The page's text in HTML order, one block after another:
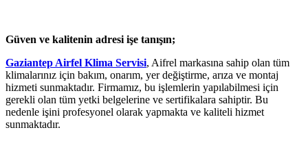
Güven ve kalitenin adresi işe tanışın;
Gaziantep Airfel Klima Servisi, Aifrel markasına sahip olan tüm
klimalarınız için bakım, onarım, yer değiştirme, arıza ve montaj
hizmeti sunmaktadır. Firmamız, bu işlemlerin yapılabilmesi için
gerekli olan tüm yetki belgelerine ve sertifikalara sahiptir. Bu
nedenle işini profesyonel olarak yapmakta ve kaliteli hizmet
sunmaktadır.